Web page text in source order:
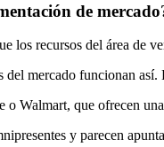
de
los recursos del área de
mercado funcionan
Walmart, que ofrecen
y parecen